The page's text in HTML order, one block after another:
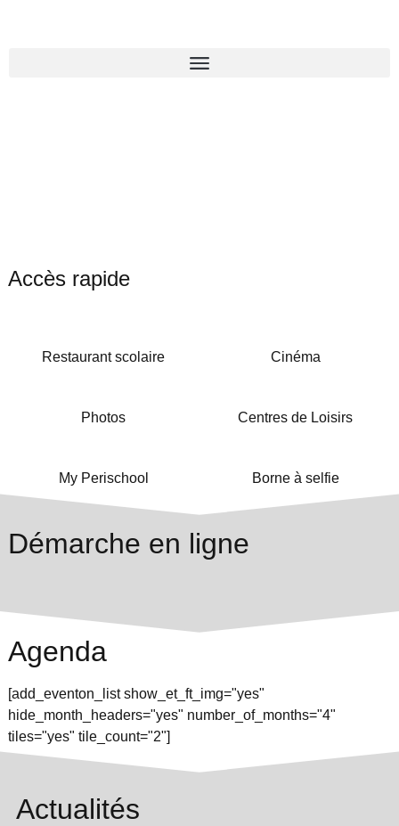
Accès rapide
Restaurant scolaire Cinéma
Photos Centres de Loisirs
My Perischool Borne à selfie
Démarche en ligne
Agenda
[add_eventon_list show_et_ft_img="yes"
hide_month_headers="yes" number_of_months="4"
tiles="yes" tile_count="2"]
Actualités